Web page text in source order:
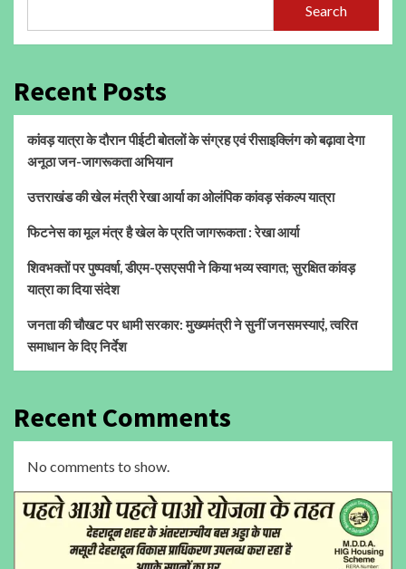
Search
Recent Posts
कांवड़ यात्रा के दौरान पीईटी बोतलों के संग्रह एवं रीसाइक्लिंग को बढ़ावा देगा
अनूठा जन-जागरूकता अभियान
उत्तराखंड की खेल मंत्री रेखा आर्या का ओलंपिक कांवड़ संकल्प यात्रा
फिटनेस का मूल मंत्र है खेल के प्रति जागरूकता : रेखा आर्या
शिवभक्तों पर पुष्पवर्षा, डीएम-एसएसपी ने किया भव्य स्वागत; सुरक्षित कांवड़
यात्रा का दिया संदेश
जनता की चौखट पर धामी सरकार: मुख्यमंत्री ने सुनीं जनसमस्याएं, त्वरित
समाधान के दिए निर्देश
Recent Comments
No comments to show.